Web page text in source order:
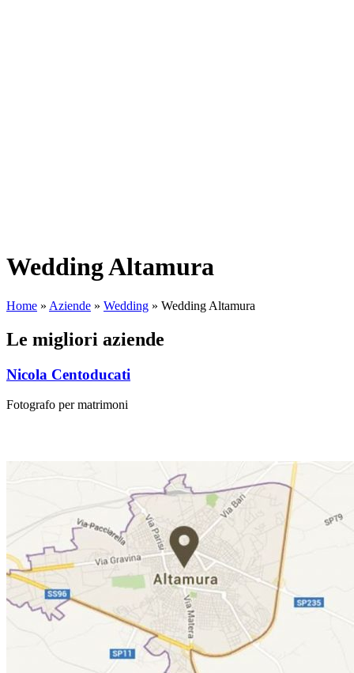
Wedding Altamura
Home » Aziende » Wedding » Wedding Altamura
Le migliori aziende
Nicola Centoducati
Fotografo per matrimoni